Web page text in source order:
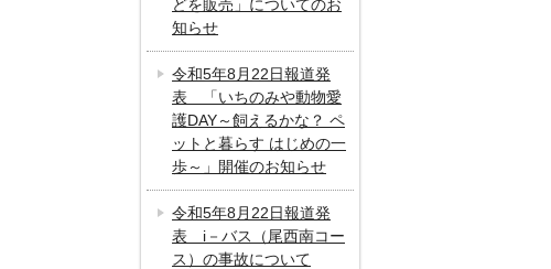
どを販売」についてのお
知らせ
令和5年8月22日報道発
表 「いちのみや動物愛
護DAY～飼えるかな？ ペ
ットと暮らす はじめの一
歩～」開催のお知らせ
令和5年8月22日報道発
表 i－バス（尾西南コー
ス）の事故について